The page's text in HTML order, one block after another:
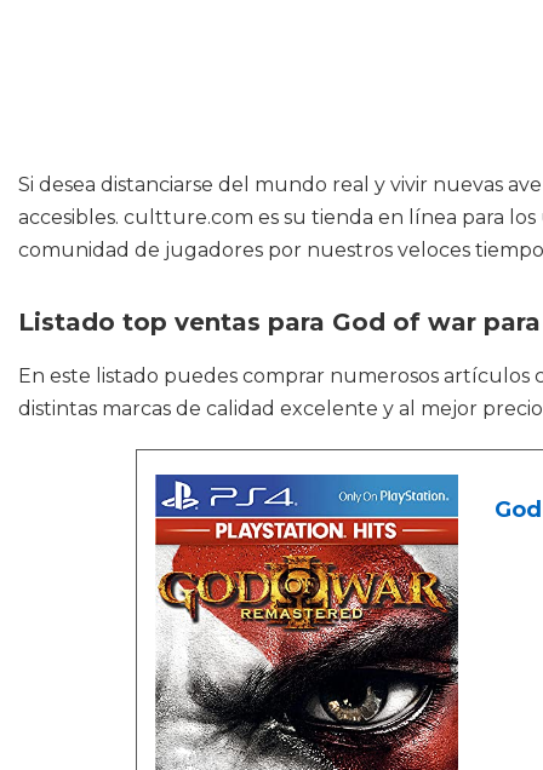
Si desea distanciarse del mundo real y vivir nuevas
accesibles. cultture.com es su tienda en línea para los
comunidad de jugadores por nuestros veloces
Listado top ventas para God of war
En este listado puedes comprar numerosos artículos
distintas marcas de calidad excelente y al mejor